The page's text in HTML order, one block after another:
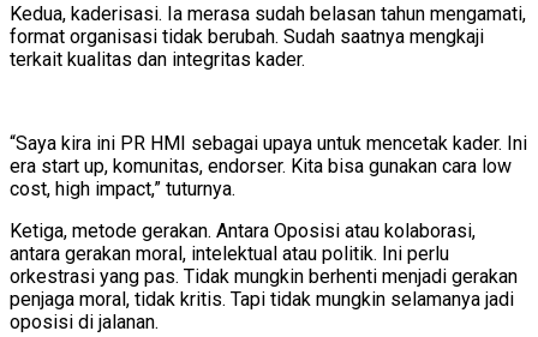
Kedua, kaderisasi. Ia merasa sudah belasan tahun mengamati,
format organisasi tidak berubah. Sudah saatnya mengkaji
terkait kualitas dan integritas kader.
“Saya kira ini PR HMI sebagai upaya untuk mencetak kader. Ini
era start up, komunitas, endorser. Kita bisa gunakan cara low
cost, high impact,” tuturnya.
Ketiga, metode gerakan. Antara Oposisi atau kolaborasi,
antara gerakan moral, intelektual atau politik. Ini perlu
orkestrasi yang pas. Tidak mungkin berhenti menjadi gerakan
penjaga moral, tidak kritis. Tapi tidak mungkin selamanya jadi
oposisi di jalanan.